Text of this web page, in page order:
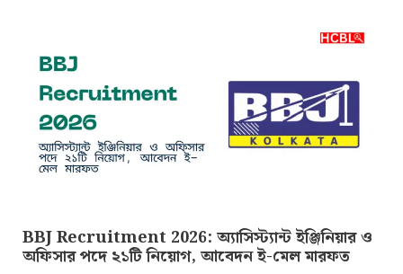
BBJ Recruitment 2026: অ্যাসিস্ট্যান্ট ইঞ্জিনিয়ার ও
অফিসার পদে ২১টি নিয়োগ, আবেদন ই-মেল মারফত